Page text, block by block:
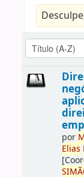
por
Elias
[Coor